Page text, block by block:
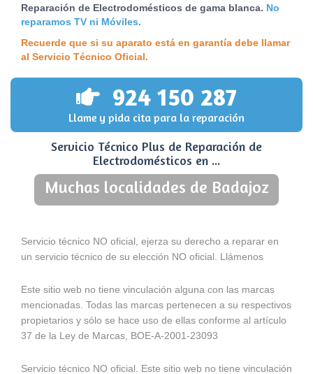
Reparación de Electrodomésticos de gama blanca. No
reparamos TV ni Móviles.
Recuerde que si su aparato está en garantía debe llamar
al Servicio Técnico Oficial.
924 150 287
Llame y pida cita para la reparación
Servicio Técnico Plus de Reparación de
Electrodomésticos en ...
Muchas localidades de Badajoz
Servicio técnico NO oficial, ejerza su derecho a reparar en
un servicio técnico de su elección NO oficial. Llámenos
Este sitio web no tiene vinculación alguna con las marcas
mencionadas. Todas las marcas pertenecen a su respectivos
propietarios y sólo se hace uso de ellas conforme al artículo
37 de la Ley de Marcas, BOE-A-2001-23093
Servicio técnico NO oficial. Este sitio web no tiene vinculación